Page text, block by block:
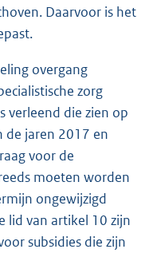
Daarvoor is het
overgang
zorg
verleend die zien op
de jaren 2017 en
voor de
moeten worden
ongewijzigd
lid van artikel 10 zijn
subsidies die zijn